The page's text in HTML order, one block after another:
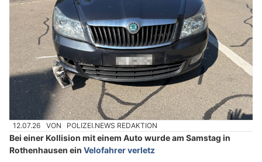
12.07.26 VON POLIZEI.NEWS REDAKTION
Bei einer Kollision mit einem Auto wurde am Samstag in
Rothenhausen ein Velofahrer verletz